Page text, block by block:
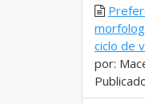
ciclo de
por: